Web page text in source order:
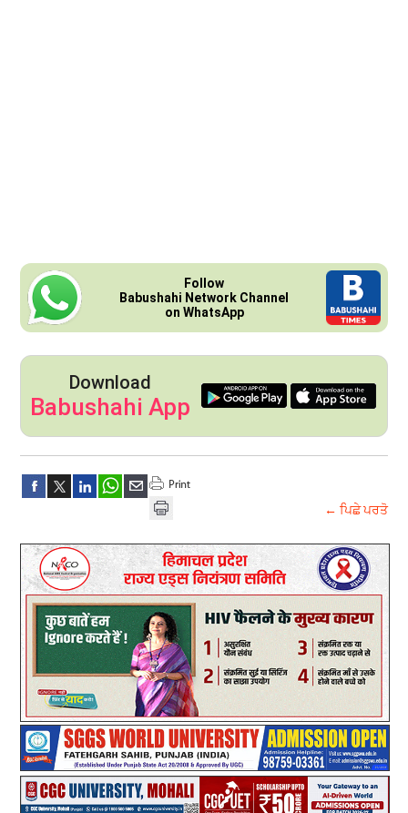
Follow
Babushahi Network Channel
on WhatsApp
Download
Babushahi App
← ਪਿਛੇ ਪਰਤੋ